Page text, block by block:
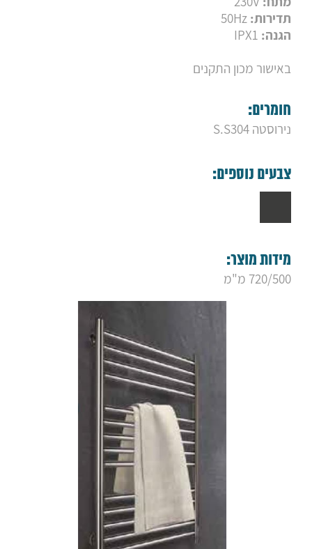
10. מחמם מגבות חשמלי H8
תדירות: 50Hz
הגנה:
באישור מכון התקנים
חומרים:
נירוסטה S.S304
צבעים נוספים:
מידות מוצר:
720/500 מ"מ